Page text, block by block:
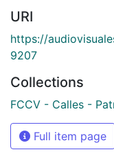
URI
https://
9207
Collections
FCCV - Calles -
Full item page